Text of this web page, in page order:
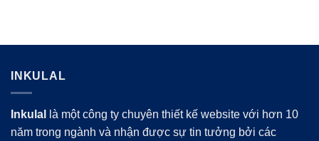
INKULAL
Inkulal
là một công ty chuyên thiết kế website với hơn 10
năm trong ngành và nhận được sự tin tưởng bởi các